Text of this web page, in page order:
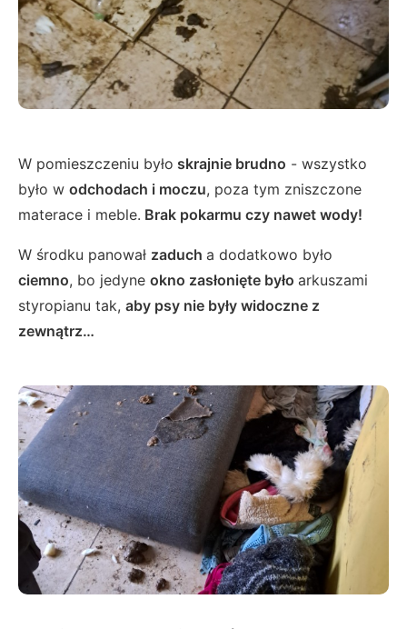
W pomieszczeniu było skrajnie brudno - wszystko
było w odchodach i moczu, poza tym zniszczone
materace i meble. Brak pokarmu czy nawet wody!
W środku panował zaduch a dodatkowo było
ciemno, bo jedyne okno zasłonięte było arkuszami
styropianu tak, aby psy nie były widoczne z
zewnątrz…